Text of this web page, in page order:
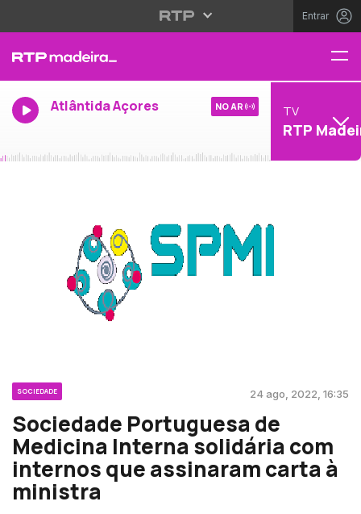
Entrar
Atlântida Açores NO AR TV
RTP
SOCIEDADE 24 ago, 2022, 16:35
Sociedade Portuguesa de
Medicina Interna solidária com
internos que assinaram carta à
ministra